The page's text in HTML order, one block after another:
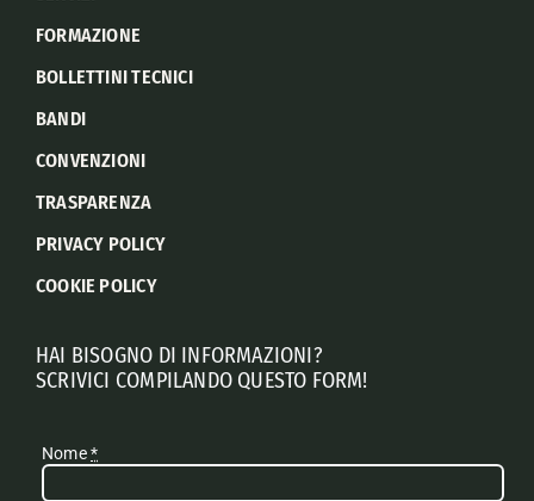
FORMAZIONE
BOLLETTINI TECNICI
BANDI
CONVENZIONI
TRASPARENZA
PRIVACY POLICY
COOKIE POLICY
HAI BISOGNO DI INFORMAZIONI?
SCRIVICI COMPILANDO QUESTO FORM!
Nome*